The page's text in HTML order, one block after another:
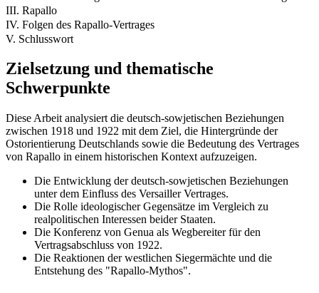
III. Rapallo
IV. Folgen des Rapallo-Vertrages
V. Schlusswort
Zielsetzung und thematische
Schwerpunkte
Diese Arbeit analysiert die deutsch-sowjetischen Beziehungen
zwischen 1918 und 1922 mit dem Ziel, die Hintergründe der
Ostorientierung Deutschlands sowie die Bedeutung des Vertrages
von Rapallo in einem historischen Kontext aufzuzeigen.
Die Entwicklung der deutsch-sowjetischen Beziehungen
unter dem Einfluss des Versailler Vertrages.
Die Rolle ideologischer Gegensätze im Vergleich zu
realpolitischen Interessen beider Staaten.
Die Konferenz von Genua als Wegbereiter für den
Vertragsabschluss von 1922.
Die Reaktionen der westlichen Siegermächte und die
Entstehung des "Rapallo-Mythos".